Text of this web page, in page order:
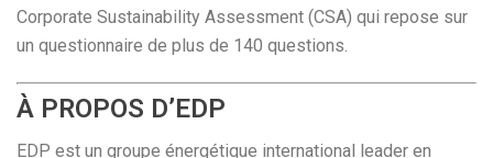
Corporate Sustainability Assessment (CSA) qui repose sur
un questionnaire de plus de 140 questions.
À PROPOS D’EDP
EDP est un groupe énergétique international leader en